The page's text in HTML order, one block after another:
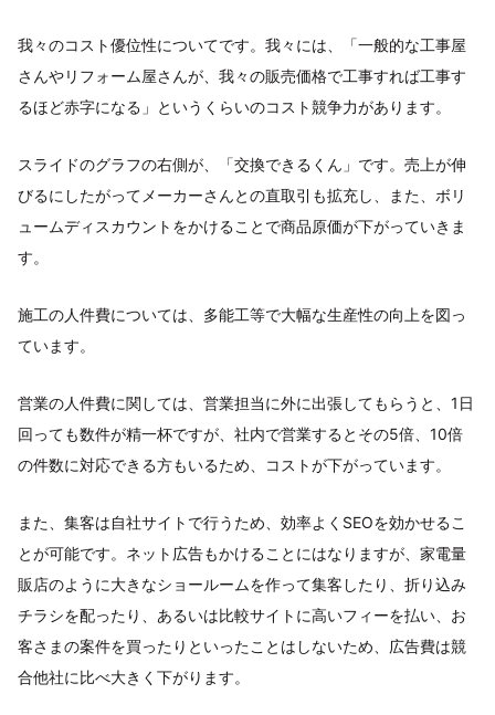
我々のコスト優位性についてです。我々には、「一般的な工事屋
さんやリフォーム屋さんが、我々の販売価格で工事すれば工事す
るほど赤字になる」というくらいのコスト競争力があります。
スライドのグラフの右側が、「交換できるくん」です。売上が伸
びるにしたがってメーカーさんとの直取引も拡充し、また、ボリ
ュームディスカウントをかけることで商品原価が下がっていきま
す。
施工の人件費については、多能工等で大幅な生産性の向上を図っ
ています。
営業の人件費に関しては、営業担当に外に出張してもらうと、1日
回っても数件が精一杯ですが、社内で営業するとその5倍、10倍
の件数に対応できる方もいるため、コストが下がっています。
また、集客は自社サイトで行うため、効率よくSEOを効かせるこ
とが可能です。ネット広告もかけることにはなりますが、家電量
販店のように大きなショールームを作って集客したり、折り込み
チラシを配ったり、あるいは比較サイトに高いフィーを払い、お
客さまの案件を買ったりといったことはしないため、広告費は競
合他社に比べ大きく下がります。